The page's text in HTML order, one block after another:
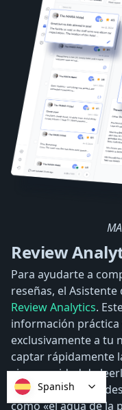
Review
Para ayudarte a
reseñas, el
Review Analytics.
información práctica
exclusivamente a tu
captar rápidamente
sin necesidad de
detallado que
como «el agua de la
Spanish